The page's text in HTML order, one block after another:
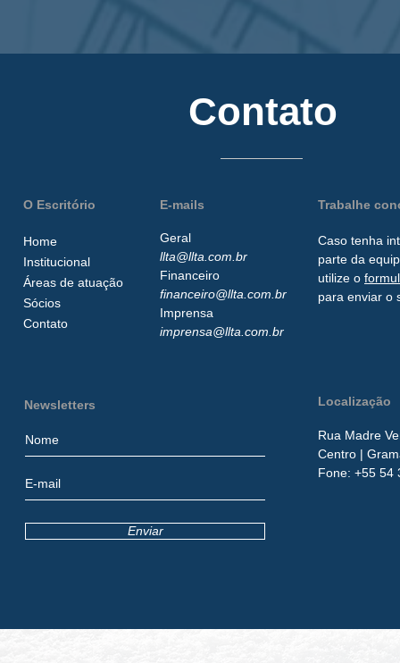
Contato
O Escritório
Home
Institucional
Áreas de atuação
Sócios
Contato
E-mails
Geral
llta@llta.com.br
Financeiro
financeiro@llta.com.br
Imprensa
imprensa@llta.com.br
Trabalhe
Caso tenha
parte da
utilize o
para enviar o
Enviar
Newsletters Localização
Rua Madre
Centro |
​Fone: +55 54